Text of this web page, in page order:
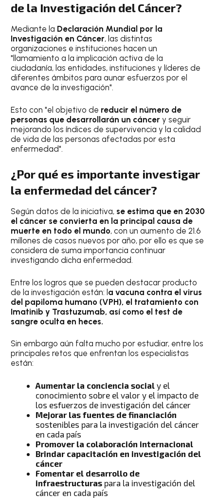
de la Investigación del Cáncer?
Mediante la Declaración Mundial por la
Investigación en Cáncer, las distintas
organizaciones e instituciones hacen un
"llamamiento a la implicación activa de la
ciudadanía, las entidades, instituciones y líderes de
diferentes ámbitos para aunar esfuerzos por el
avance de la investigación".
Esto con "el objetivo de reducir el número de
personas que desarrollarán un cáncer y seguir
mejorando los índices de supervivencia y la calidad
de vida de las personas afectadas por esta
enfermedad".
¿Por qué es importante investigar
la enfermedad del cáncer?
Según datos de la iniciativa, se estima que en 2030
el cáncer se convierta en la principal causa de
muerte en todo el mundo, con un aumento de 21.6
millones de casos nuevos por año, por ello es que se
considera de suma importancia continuar
investigando dicha enfermedad.
Entre los logros que se pueden destacar producto
de la investigación están: la vacuna contra el virus
del papiloma humano (VPH), el tratamiento con
Imatinib y Trastuzumab, así como el test de
sangre oculta en heces.
Sin embargo aún falta mucho por estudiar, entre los
principales retos que enfrentan los especialistas
están:
Aumentar la conciencia socialy el
conocimiento sobre el valor y el impacto de
los esfuerzos de investigación del cáncer
Mejorar las fuentes de financiación
sostenibles para la investigación del cáncer
en cada país
Promover la colaboración internacional
Brindar capacitación en investigación del
cáncer
Fomentar el desarrollo de
infraestructuras para la investigación del
cáncer en cada país